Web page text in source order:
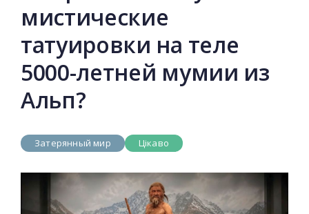
мистические
татуировки на теле
5000-летней мумии из
Альп?
Затерянный мир Цікаво